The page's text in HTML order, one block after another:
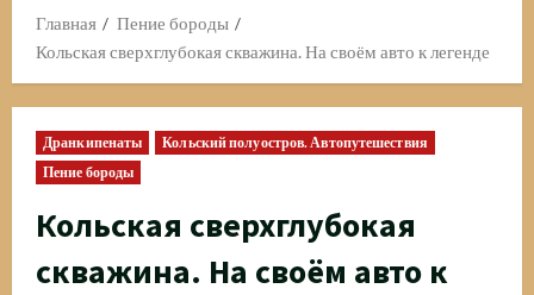
Главная
Пение бороды
Кольская сверхглубокая скважина. На своём авто к легенде
Дранкипенаты
Кольский полуостров. Автопутешествия
Пение бороды
Кольская сверхглубокая
скважина. На своём авто к